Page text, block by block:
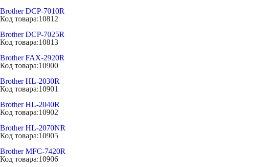
Brother DCP-7010R
Код товара:10812
Brother DCP-7025R
Код товара:10813
Brother FAX-2920R
Код товара:10900
Brother HL-2030R
Код товара:10901
Brother HL-2040R
Код товара:10902
Brother HL-2070NR
Код товара:10905
Brother MFC-7420R
Код товара:10906